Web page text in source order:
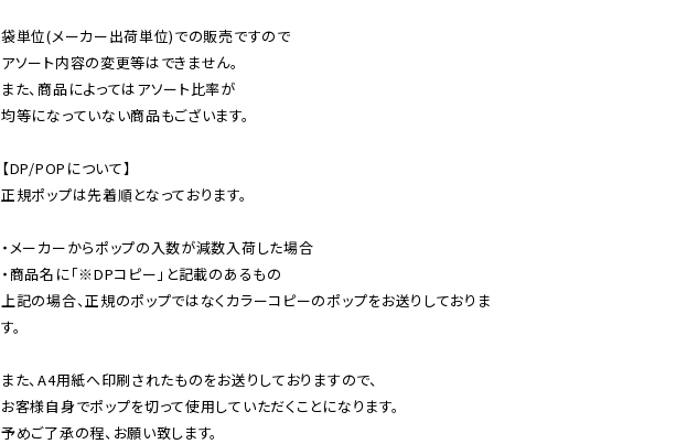
袋単位(メーカー出荷単位)での販売ですので
アソート内容の変更等はできません。
また、商品によってはアソート比率が
均等になっていない商品もございます。
【DP/POPについて】
正規ポップは先着順となっております。
・メーカーからポップの入数が減数入荷した場合
・商品名に「※DPコピー」と記載のあるもの
上記の場合、正規のポップではなくカラーコピーのポップをお送りしておりま
す。
また、A4用紙へ印刷されたものをお送りしておりますので、
お客様自身でポップを切って使用していただくことになります。
予めご了承の程、お願い致します。